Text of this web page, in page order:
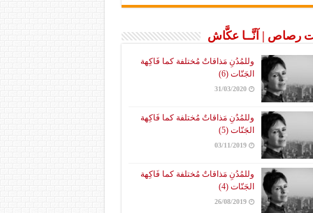
رصاص | آنَّــا عكَّاش
وللمُدُنِ مَذاقاتٌ مُختلفة كما فَاكِهة
الجَنّات (6)
31/03/2020
وللمُدُنِ مَذاقاتٌ مُختلفة كما فَاكِهة
الجَنّات (5)
03/11/2019
وللمُدُنِ مَذاقاتٌ مُختلفة كما فَاكِهة
الجَنّات (4)
26/08/2019